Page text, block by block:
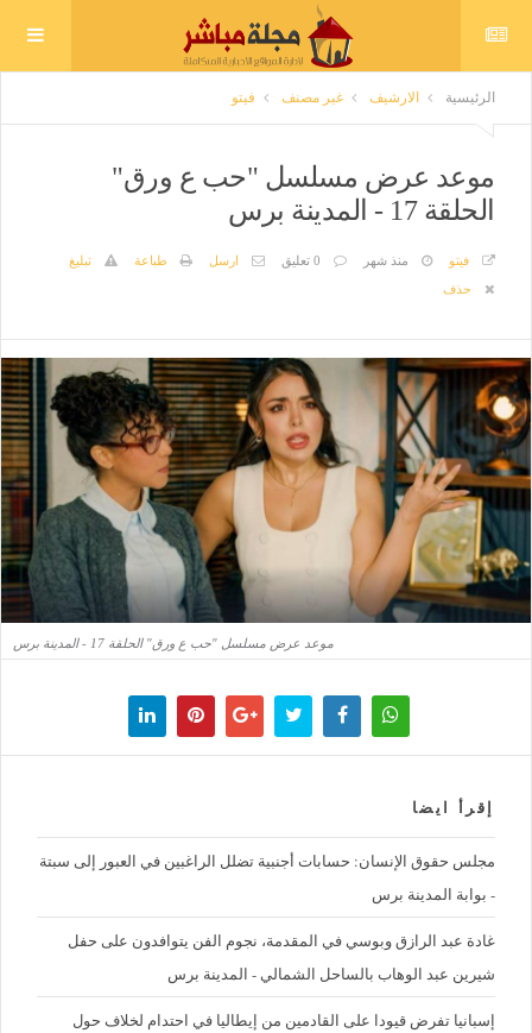
الرئيسية الارشيف غير مصنف فيتو
موعد عرض مسلسل "حب ع ورق"
الحلقة 17 - المدينة برس
فيتو منذ شهر 0 تعليق ارسل طباعة
تبليغ
حذف
موعد عرض مسلسل "حب ع ورق" الحلقة 17 - المدينة برس
إقرأ ايضا
مجلس حقوق الإنسان: حسابات أجنبية تضلل الراغبين في العبور إلى سبتة
- بوابة المدينة برس
غادة عبد الرازق وبوسي في المقدمة، نجوم الفن يتوافدون على حفل
شيرين عبد الوهاب بالساحل الشمالي - المدينة برس
إسبانيا تفرض قيودا على القادمين من إيطاليا في احتدام لخلاف حول